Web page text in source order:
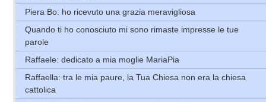
Piera Bo: ho ricevuto una grazia meravigliosa
Quando ti ho conosciuto mi sono rimaste impresse le tue
parole
Raffaele: dedicato a mia moglie MariaPia
Raffaella: tra le mia paure, la Tua Chiesa non era la chiesa
cattolica